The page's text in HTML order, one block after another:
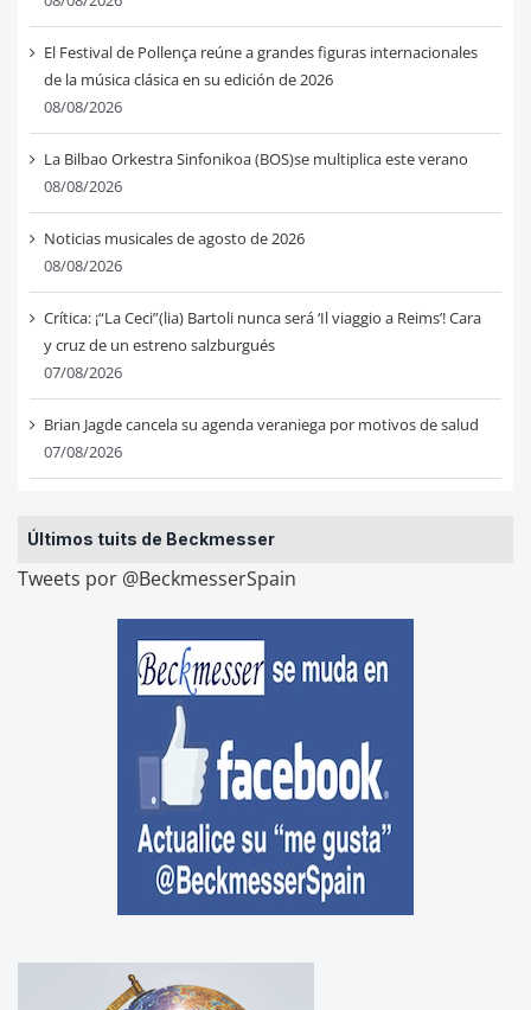
El Festival de Pollença reúne a grandes figuras internacionales
de la música clásica en su edición de 2026
08/08/2026
La Bilbao Orkestra Sinfonikoa (BOS)se multiplica este verano
08/08/2026
Noticias musicales de agosto de 2026
08/08/2026
Crítica: ¡“La Ceci”(lia) Bartoli nunca será ‘Il viaggio a Reims’! Cara
y cruz de un estreno salzburgués
07/08/2026
Brian Jagde cancela su agenda veraniega por motivos de salud
07/08/2026
Últimos tuits de Beckmesser
Tweets por @BeckmesserSpain